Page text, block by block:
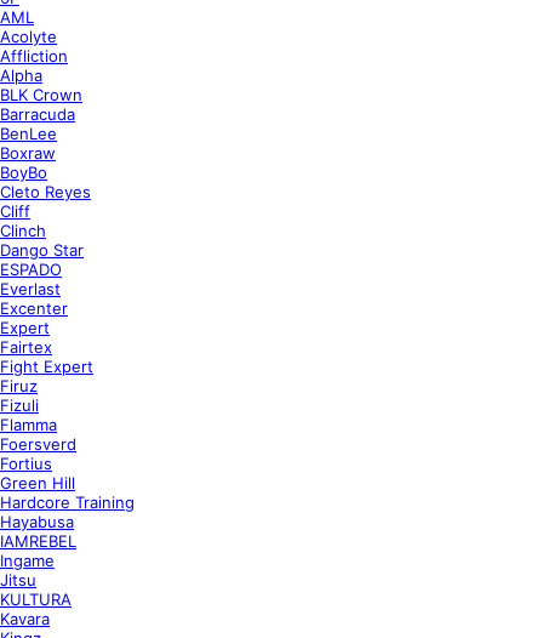
AML
Acolyte
Affliction
Alpha
BLK Crown
Barracuda
BenLee
Boxraw
BoyBo
Cleto Reyes
Cliff
Clinch
Dango Star
ESPADO
Everlast
Excenter
Expert
Fairtex
Fight Expert
Firuz
Fizuli
Flamma
Foersverd
Fortius
Green Hill
Hardcore Training
Hayabusa
IAMREBEL
Ingame
Jitsu
KULTURA
Kavara